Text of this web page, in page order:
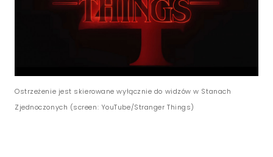
Ostrzeżenie jest skierowane wyłącznie do widzów w Stanach
Zjednoczonych (screen: YouTube/Stranger Things)